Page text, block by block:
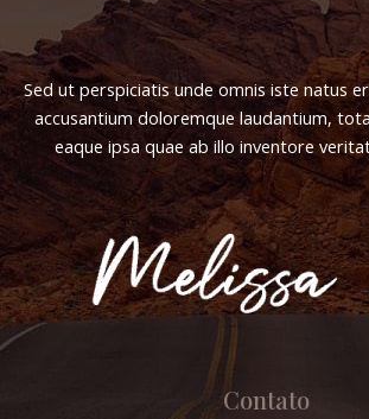
Sed ut perspiciatis unde omnis iste natus
accusantium doloremque laudantium,
eaque ipsa quae ab illo inventore
Contato